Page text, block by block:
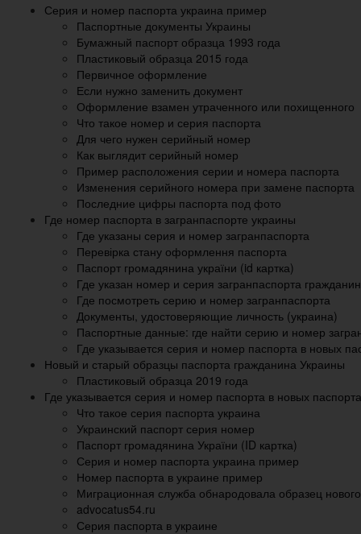
Серия и номер паспорта украина пример
Паспортные документы Украины
Бумажный паспорт образца 1993 года
Пластиковый образца 2015 года
Первичное оформление
Если нужно заменить документ
Оформление взамен утраченного или похищенного
Что такое номер и серия паспорта
Для чего нужен серийный номер
Как выглядит серийный номер
Пример расположения серии и номера паспорта
Изменения серийного номера при замене паспорта
Последние цифры паспорта под фото
Где номер паспорта в загранпаспорте украины
Где указаны серия и номер загранпаспорта
Перевірка стану оформлення паспорта
Паспорт громадянина україни (id картка)
Где указан номер и серия загранпаспорта
Где посмотреть серию и номер загранпаспорта
Документы, удостоверяющие личность (украина)
Паспортные данные: где найти серию и номер
Где указывается серия и номер паспорта в новых
Новый и старый образцы паспорта гражданина Украины
Пластиковый образца 2019 года
Где указывается серия и номер паспорта в новых
Что такое серия паспорта украина
Украинский паспорт серия номер
Паспорт громадянина України (ID картка)
Серия и номер паспорта украина пример
Номер паспорта в украине пример
Миграционная служба обнародовала образец
advocatus54.ru
Серия паспорта в украине